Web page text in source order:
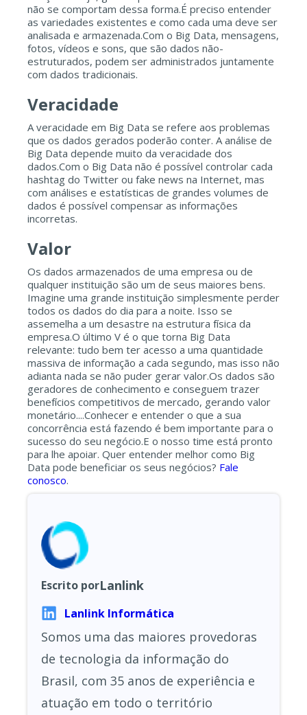
não se comportam dessa forma.É preciso entender
as variedades existentes e como cada uma deve ser
analisada e armazenada.Com o Big Data, mensagens,
fotos, vídeos e sons, que são dados não-
estruturados, podem ser administrados juntamente
com dados tradicionais.
Veracidade
A veracidade em Big Data se refere aos problemas
que os dados gerados poderão conter. A análise de
Big Data depende muito da veracidade dos
dados.Com o Big Data não é possível controlar cada
hashtag do Twitter ou fake news na Internet, mas
com análises e estatísticas de grandes volumes de
dados é possível compensar as informações
incorretas.
Valor
Os dados armazenados de uma empresa ou de
qualquer instituição são um de seus maiores bens.
Imagine uma grande instituição simplesmente perder
todos os dados do dia para a noite. Isso se
assemelha a um desastre na estrutura física da
empresa.O último V é o que torna Big Data
relevante: tudo bem ter acesso a uma quantidade
massiva de informação a cada segundo, mas isso não
adianta nada se não puder gerar valor.Os dados são
geradores de conhecimento e conseguem trazer
benefícios competitivos de mercado, gerando valor
monetário....Conhecer e entender o que a sua
concorrência está fazendo é bem importante para o
sucesso do seu negócio.E o nosso time está pronto
para lhe apoiar. Quer entender melhor como Big
Data pode beneficiar os seus negócios? Fale
conosco.
Escrito porLanlink
Lanlink Informática
Somos uma das maiores provedoras
de tecnologia da informação do
Brasil, com 35 anos de experiência e
atuação em todo o território